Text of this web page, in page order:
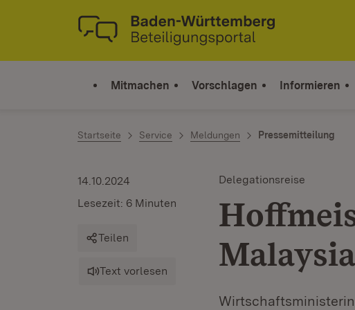
Zum Inhalt springen
Link zur Startseite
Mitmachen Vorschlagen Informieren
Startseite Service Meldungen Pressemitteilung
Delegationsreise
14.10.2024
Lesezeit: 6 Minuten
Teilen
Text vorlesen